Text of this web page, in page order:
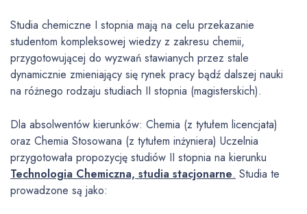
Studia chemiczne I stopnia mają na celu przekazanie
studentom kompleksowej wiedzy z zakresu chemii,
przygotowującej do wyzwań stawianych przez stale
dynamicznie zmieniający się rynek pracy bądź dalszej nauki
na różnego rodzaju studiach II stopnia (magisterskich).
Dla absolwentów kierunków: Chemia (z tytułem licencjata)
oraz Chemia Stosowana (z tytułem inżyniera) Uczelnia
przygotowała propozycję studiów II stopnia na kierunku
Technologia Chemiczna, studia stacjonarne. Studia te
prowadzone są jako: